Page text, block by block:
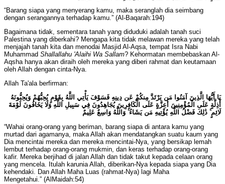
“Barang siapa yang menyerang kamu, maka seranglah dia seimbang
dengan serangannya terhadap kamu.” (Al-Baqarah:194)
Bagaimana tidak, sementara tanah yang diduduki adalah tanah suci
Palestina yang diberkahi? Mengapa kita tidak melawan mereka yang telah
menjajah tanah kita dan menodai Masjid Al-Aqsa, tempat Isra Nabi
Muhammad Shallallahu 'Alaihi Wa Sallam? Kehormatan membebaskan Al-
Aqsha hanya akan diraih oleh mereka yang diberi rahmat dan keutamaan
oleh Allah dengan cinta-Nya.
Allah Ta'ala berfirman:
يَا أَيُّهَا الَّذِينَ آمَنُوا مَن يَرْتَدَّ مِنكُمْ عَن دِينِهِ فَسَوْفَ يَأْتِي اللَّهُ بِقَوْمٍ يُحِبُّهُمْ وَيُحِبُّونَهُ
أَذِلَّةٍ عَلَى الْمُؤْمِنِينَ أَعِزَّةٍ عَلَى الْكَافِرِينَ يُجَاهِدُونَ فِي سَبِيلِ اللَّهِ وَلَا يَخَافُونَ لَوْمَةَ
لَائِمٍ ۚ ذَٰلِكَ فَضْلُ اللَّهِ يُؤْتِيهِ مَن يَشَاءُ ۚ وَاللَّهُ وَاسِعٌ عَلِيمٌ
“Wahai orang-orang yang beriman, barang siapa di antara kamu yang
murtad dari agamanya, maka Allah akan mendatangkan suatu kaum yang
Dia mencintai mereka dan mereka mencintai-Nya, yang bersikap lemah
lembut terhadap orang-orang mukmin, dan keras terhadap orang-orang
kafir. Mereka berjihad di jalan Allah dan tidak takut kepada celaan orang
yang mencela. Itulah karunia Allah, diberikan-Nya kepada siapa yang Dia
kehendaki. Dan Allah Maha Luas (rahmat-Nya) lagi Maha
Mengetahui.” (AlMaidah:54)